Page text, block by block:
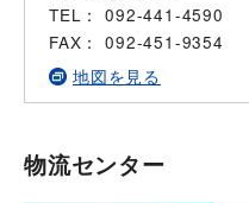
TEL： 092-441-4590
FAX： 092-451-9354
地図を見る
物流センター